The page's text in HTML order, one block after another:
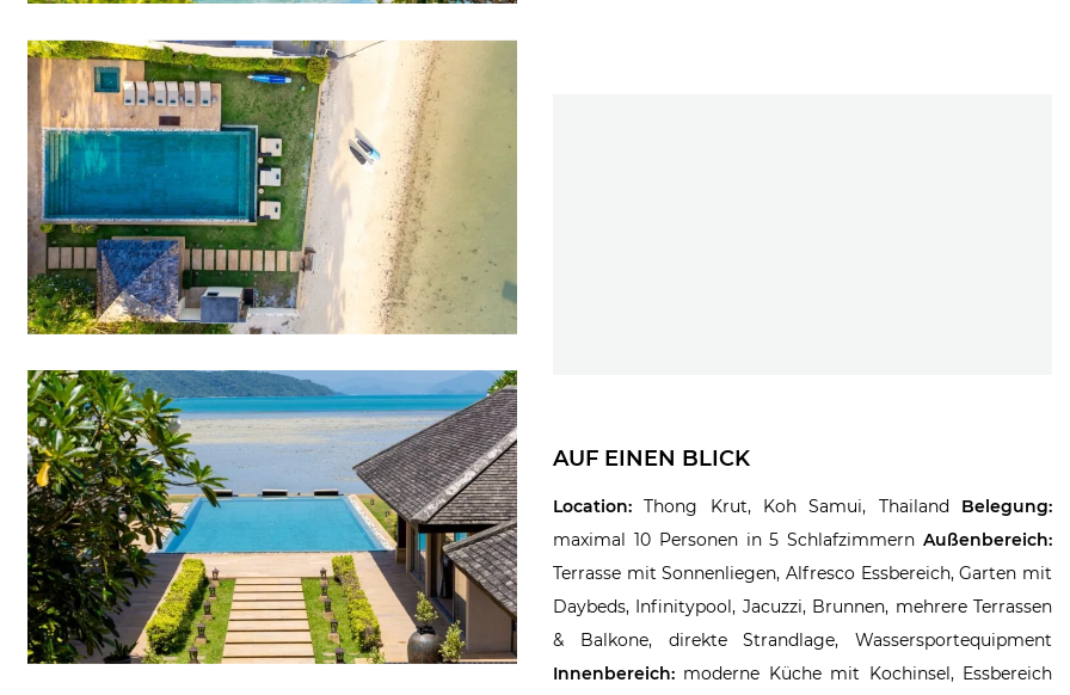
AUF EINEN BLICK
Location:Thong Krut, Koh Samui, Thailand Belegung:
maximal 10 Personen in 5 Schlafzimmern Außenbereich:
Terrasse mit Sonnenliegen, Alfresco Essbereich, Garten mit
Daybeds, Infinitypool, Jacuzzi, Brunnen, mehrere Terrassen
& Balkone, direkte Strandlage, Wassersportequipment
Innenbereich: moderne Küche mit Kochinsel, Essbereich